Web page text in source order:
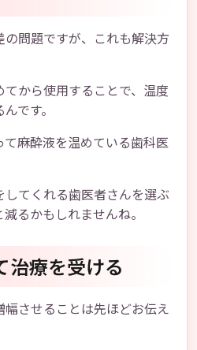
問題ですが、これも解決方
から使用することで、温度
です。
麻酔液を温めている歯科医
してくれる歯医者さんを選ぶ
るかもしれませんね。
治療を受ける
させることは先ほどお伝え